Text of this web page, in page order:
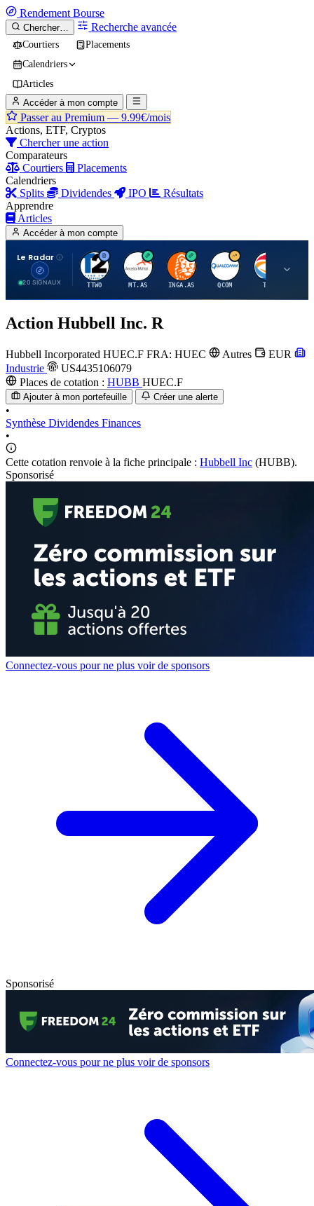
Rendement Bourse
Chercher… Recherche avancée
Courtiers
Placements
Calendriers
Articles
Accéder à mon compte
Passer au Premium — 9.99€/mois
Actions, ETF, Cryptos
Chercher une action
Comparateurs
Courtiers
Placements
Calendriers
Splits
Dividendes IPO
Résultats
Apprendre
Articles
Accéder à mon compte
Le Radar
20 SIGNAUX
T
TTWO
A
MT.AS
I
INGA.AS
Q
QCOM
T
TTE
Action Hubbell Inc. R
Hubbell Incorporated HUEC.F FRA: HUEC Autres
EUR
Industrie
US4435106079
Places de cotation : HUBB HUEC.F
Ajouter à mon portefeuille Créer une alerte
•
Synthèse Dividendes Finances
•
Cette cotation renvoie à la fiche principale : Hubbell Inc (HUBB).
Sponsorisé
Connectez-vous pour ne plus voir de sponsors
Sponsorisé
Connectez-vous pour ne plus voir de sponsors